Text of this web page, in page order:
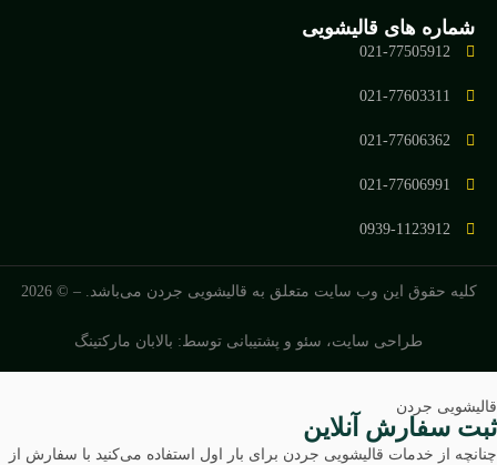
شماره های قالیشویی
021-77505912
021-77603311
021-77606362
021-77606991
0939-1123912
کلیه حقوق این وب سایت متعلق بهقالیشویی جردنمی‌باشد. – © 2026
طراحی سایت، سئو و پشتیبانی توسط: بالابان مارکتینگ
جردن
سفارش آنلاین
از خدمات قالیشویی جردن برای بار اول استفاده می‌کنید با سفارش از